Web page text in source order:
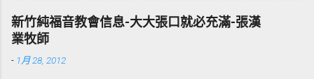
人，使我們因信得著所應許的聖靈。 基督教
信仰的核心是十字架，不管我們的知識理念如
新竹純福音教會信息-大大張口就必充滿-張漢
業牧師
- 1月 28, 2012